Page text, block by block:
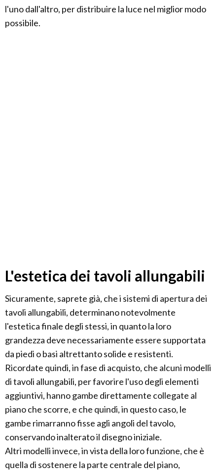
l'uno dall'altro, per distribuire la luce nel miglior modo
possibile.
L'estetica dei tavoli allungabili
Sicuramente, saprete già, che i sistemi di apertura dei
tavoli allungabili, determinano notevolmente
l'estetica finale degli stessi, in quanto la loro
grandezza deve necessariamente essere supportata
da piedi o basi altrettanto solide e resistenti.
Ricordate quindi, in fase di acquisto, che alcuni modelli
di tavoli allungabili, per favorire l'uso degli elementi
aggiuntivi, hanno gambe direttamente collegate al
piano che scorre, e che quindi, in questo caso, le
gambe rimarranno fisse agli angoli del tavolo,
conservando inalterato il disegno iniziale.
Altri modelli invece, in vista della loro funzione, che è
quella di sostenere la parte centrale del piano,